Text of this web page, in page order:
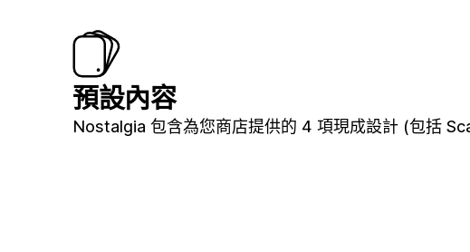
預設內容
Nostalgia 包含為您商店提供的 4 項現成設計 (包括